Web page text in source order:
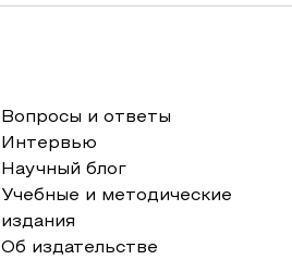
Вопросы и ответы
Интервью
Научный блог
Учебные и методические
издания
Об издательстве